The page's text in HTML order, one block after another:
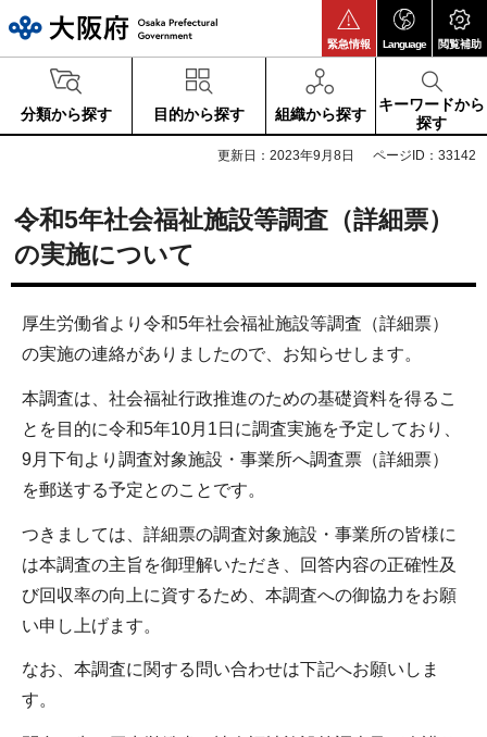
緊急情報 Language 閲覧補助
分類から探す 目的から探す 組織から探す
キーワードから
探す
更新日：2023年9月8日 ページID：33142
令和5年社会福祉施設等調査（詳細票）
の実施について
厚生労働省より令和5年社会福祉施設等調査（詳細票）
の実施の連絡がありましたので、お知らせします。
本調査は、社会福祉行政推進のための基礎資料を得るこ
とを目的に令和5年10月1日に調査実施を予定しており、
9月下旬より調査対象施設・事業所へ調査票（詳細票）
を郵送する予定とのことです。
つきましては、詳細票の調査対象施設・事業所の皆様に
は本調査の主旨を御理解いただき、回答内容の正確性及
び回収率の向上に資するため、本調査への御協力をお願
い申し上げます。
なお、本調査に関する問い合わせは下記へお願いしま
す。